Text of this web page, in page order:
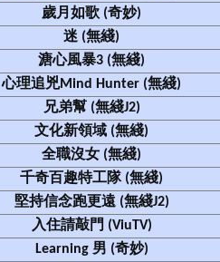
歲月如歌 (奇妙)
迷 (無綫)
溏心風暴3 (無綫)
心理追兇Mind Hunter (無綫)
兄弟幫 (無綫J2)
文化新領域 (無綫)
全職沒女 (無綫)
千奇百趣特工隊 (無綫)
堅持信念跑更遠 (無綫J2)
入住請敲門 (ViuTV)
Learning 男 (奇妙)